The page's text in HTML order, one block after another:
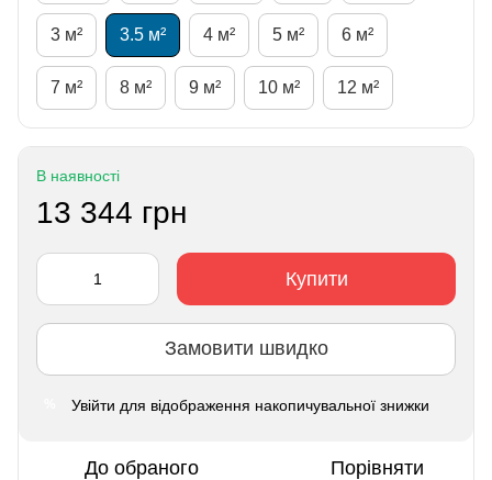
3 м² 3.5 м² 4 м² 5 м² 6 м²
7 м² 8 м² 9 м² 10 м² 12 м²
В наявності
13 344 грн
Купити
Замовити швидко
Увійти для відображення накопичувальної знижки
До обраного Порівняти